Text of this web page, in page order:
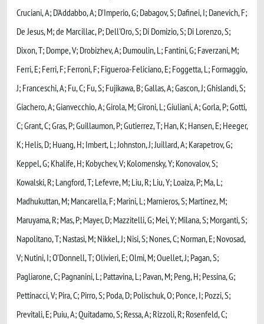
Cruciani, A; D'Addabbo, A; D'Imperio, G; Dabagov, S; Dafinei, I; Danevich, F;
De Jesus, M; de Marcillac, P; Dell'Oro, S; Di Domizio, S; Di Lorenzo, S;
Dixon, T; Dompe, V; Drobizhev, A; Dumoulin, L; Fantini, G; Faverzani, M;
Ferri, E; Ferri, F; Ferroni, F; Figueroa-Feliciano, E; Foggetta, L; Formaggio,
J; Franceschi, A; Fu, C; Fu, S; Fujikawa, B; Gallas, A; Gascon, J; Ghislandi, S;
Giachero, A; Gianvecchio, A; Girola, M; Gironi, L; Giuliani, A; Gorla, P; Gotti,
C; Grant, C; Gras, P; Guillaumon, P; Gutierrez, T; Han, K; Hansen, E; Heeger,
K; Helis, D; Huang, H; Imbert, L; Johnston, J; Juillard, A; Karapetrov, G;
Keppel, G; Khalife, H; Kobychev, V; Kolomensky, Y; Konovalov, S;
Kowalski, R; Langford, T; Lefevre, M; Liu, R; Liu, Y; Loaiza, P; Ma, L;
Madhukuttan, M; Mancarella, F; Marini, L; Marnieros, S; Martinez, M;
Maruyama, R; Mas, P; Mayer, D; Mazzitelli, G; Mei, Y; Milana, S; Morganti, S;
Napolitano, T; Nastasi, M; Nikkel, J; Nisi, S; Nones, C; Norman, E; Novosad,
V; Nutini, I; O'Donnell, T; Olivieri, E; Olmi, M; Ouellet, J; Pagan, S;
Pagliarone, C; Pagnanini, L; Pattavina, L; Pavan, M; Peng, H; Pessina, G;
Pettinacci, V; Pira, C; Pirro, S; Poda, D; Polischuk, O; Ponce, I; Pozzi, S;
Previtali, E; Puiu, A; Quitadamo, S; Ressa, A; Rizzoli, R; Rosenfeld, C;